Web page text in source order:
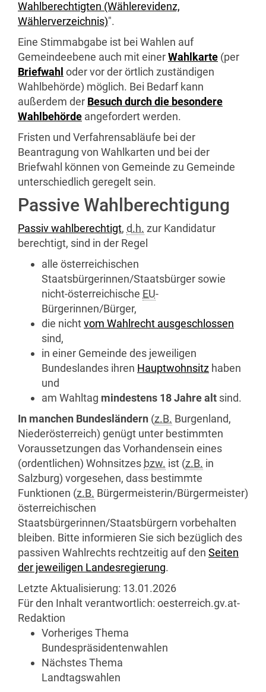
Wahlberechtigten (Wählerevidenz,
Wählerverzeichnis)".
Eine Stimmabgabe ist bei Wahlen auf
Gemeindeebene auch mit einerWahlkarte (per
Briefwahl oder vor der örtlich zuständigen
Wahlbehörde) möglich. Bei Bedarf kann
außerdem der Besuch durch die besondere
Wahlbehörde angefordert werden.
Fristen und Verfahrensabläufe bei der
Beantragung von Wahlkarten und bei der
Briefwahl können von Gemeinde zu Gemeinde
unterschiedlich geregelt sein.
Passive Wahlberechtigung
Passiv wahlberechtigt, d.h. zur Kandidatur
berechtigt, sind in der Regel
alle österreichischen
Staatsbürgerinnen/Staatsbürger sowie
nicht-österreichische EU-
Bürgerinnen/Bürger,
die nichtvom Wahlrecht ausgeschlossen
sind,
in einer Gemeinde des jeweiligen
Bundeslandes ihren Hauptwohnsitz haben
und
am Wahltag mindestens 18 Jahre alt sind.
In manchen Bundesländern (z.B. Burgenland,
Niederösterreich) genügt unter bestimmten
Voraussetzungen das Vorhandensein eines
(ordentlichen) Wohnsitzes bzw. ist (z.B. in
Salzburg) vorgesehen, dass bestimmte
Funktionen (z.B. Bürgermeisterin/Bürgermeister)
österreichischen
Staatsbürgerinnen/Staatsbürgern vorbehalten
bleiben. Bitte informieren Sie sich bezüglich des
passiven Wahlrechts rechtzeitig auf den Seiten
der jeweiligen Landesregierung.
Letzte Aktualisierung: 13.01.2026
Für den Inhalt verantwortlich: oesterreich.gv.at-
Redaktion
Vorheriges Thema
Bundespräsidentenwahlen
Nächstes Thema
Landtagswahlen